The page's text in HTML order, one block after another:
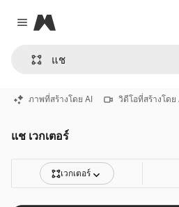
Close menu
Magnific
ภาพที่สร้างโดย AI วิดีโอที่สร้างโดย
แช เวกเตอร์
เวกเตอร์